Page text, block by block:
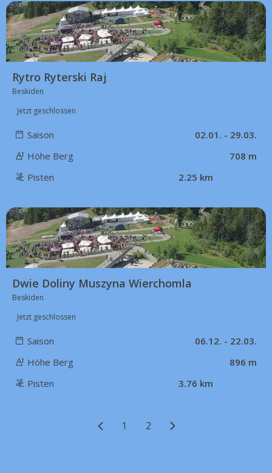
63 km
Rytro Ryterski Raj
Beskiden
Jetzt geschlossen
Saison
02.01. - 29.03.
Höhe Berg
708 m
Pisten
2.25 km
71 km
Dwie Doliny Muszyna Wierchomla
Beskiden
Jetzt geschlossen
Saison
06.12. - 22.03.
Höhe Berg
896 m
Pisten
3.76 km
1 2